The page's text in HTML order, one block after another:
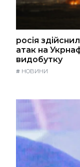
росія
атак на
видобутку
# НОВИНИ